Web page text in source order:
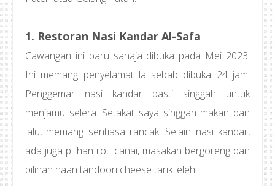
1. Restoran Nasi Kandar Al-Safa
Cawangan ini baru sahaja dibuka pada Mei 2023.
Ini memang penyelamat la sebab dibuka 24 jam.
Penggemar nasi kandar pasti singgah untuk
menjamu selera. Setakat saya singgah makan dan
lalu, memang sentiasa rancak. Selain nasi kandar,
ada juga pilihan roti canai, masakan bergoreng dan
pilihan naan tandoori cheese tarik leleh!